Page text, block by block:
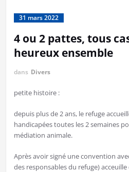
31 mars 2022
4 ou 2 pattes, tous
heureux ensemble
dans Divers
petite histoire :
depuis plus de 2 ans, le refuge
handicapées toutes les 2 semaines
médiation animale.
Après avoir signé une convention
des responsables du refuge)